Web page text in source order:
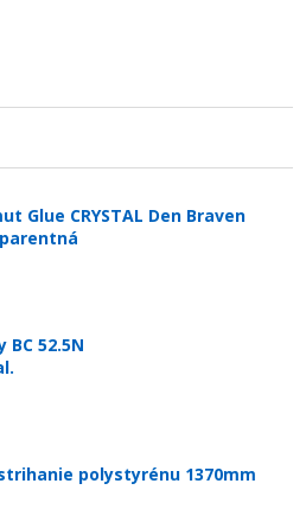
Glue CRYSTAL Den Braven
BC 52.5N
polystyrénu 1370mm